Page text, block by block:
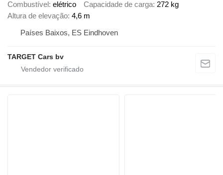
Combustível elétrico Capacidade de carga 272 kg
Altura de elevação 4,6 m
Países Baixos, ES Eindhoven
TARGET Cars bv